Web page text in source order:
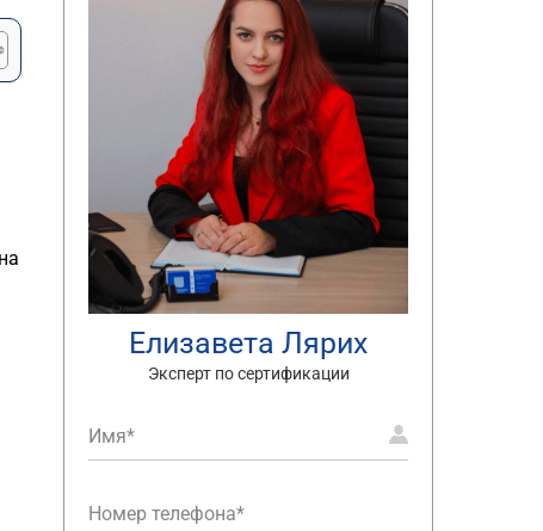
Елизавета Лярих
Эксперт по сертификации